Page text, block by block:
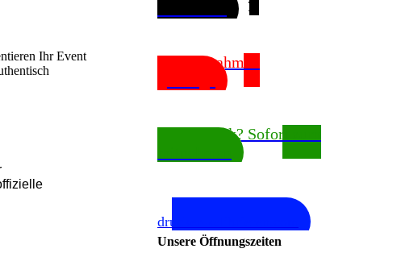
Ihr Event
Bilderrahmen
Fotodruck? Sofort zum
drucker-kalibrieren.com
Unsere Öffnungszeiten